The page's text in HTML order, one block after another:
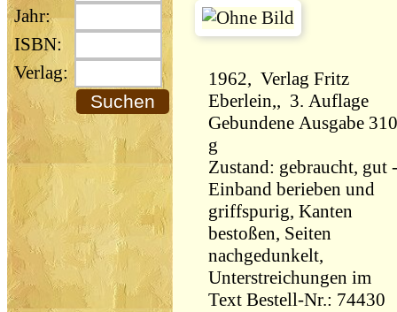
Jahr:
ISBN:
Verlag:
1962, Verlag Fritz
Eberlein,, 3. Auflage
Gebundene Ausgabe 310
g
Zustand: gebraucht, gut -
Einband berieben und
griffspurig, Kanten
bestoßen, Seiten
nachgedunkelt,
Unterstreichungen im
Text Bestell-Nr.: 74430